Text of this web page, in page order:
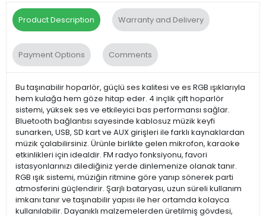
Product Description Warranty and Delivery
Payment Options Comments
Bu taşınabilir hoparlör, güçlü ses kalitesi ve es RGB ışıklarıyla
hem kulağa hem göze hitap eder. 4 inçlik çift hoparlör
sistemi, yüksek ses ve etkileyici bas performansı sağlar.
Bluetooth bağlantısı sayesinde kablosuz müzik keyfi
sunarken, USB, SD kart ve AUX girişleri ile farklı kaynaklardan
müzik çalabilirsiniz. Ürünle birlikte gelen mikrofon, karaoke
etkinlikleri için idealdir. FM radyo fonksiyonu, favori
istasyonlarınızı dilediğiniz yerde dinlemenize olanak tanır.
RGB ışık sistemi, müziğin ritmine göre yanıp sönerek parti
atmosferini güçlendirir. Şarjlı bataryası, uzun süreli kullanım
imkanı tanır ve taşınabilir yapısı ile her ortamda kolayca
kullanılabilir. Dayanıklı malzemelerden üretilmiş gövdesi,